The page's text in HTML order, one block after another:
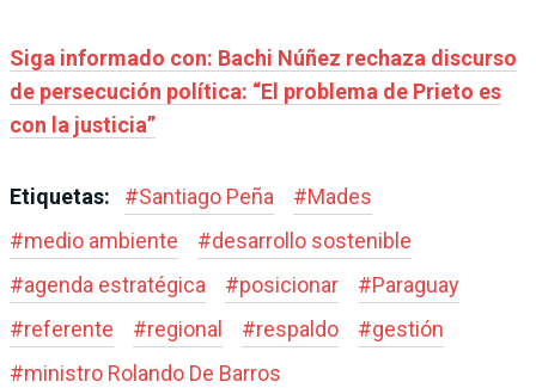
Siga informado con: Bachi Núñez rechaza discurso
de persecución política: “El problema de Prieto es
con la justicia”
Etiquetas: #Santiago Peña #Mades
#medio ambiente #desarrollo sostenible
#agenda estratégica #posicionar #Paraguay
#referente #regional #respaldo #gestión
#ministro Rolando De Barros